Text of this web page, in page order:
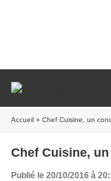
Accueil » Chef Cuisine, un
Chef Cuisine,
Publié le 20/10/2016 à